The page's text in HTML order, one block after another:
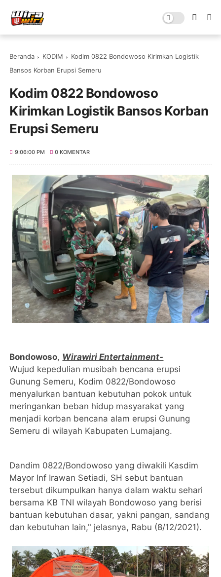
Beranda KODIM
Kodim 0822 Bondowoso Kirimkan Logistik
Bansos Korban Erupsi Semeru
Kodim 0822 Bondowoso
Kirimkan Logistik Bansos Korban
Erupsi Semeru
9:06:00 PM 0 KOMENTAR
Bondowoso, Wirawiri Entertainment-
Wujud kepedulian musibah bencana erupsi
Gunung Semeru, Kodim 0822/Bondowoso
menyalurkan bantuan kebutuhan pokok untuk
meringankan beban hidup masyarakat yang
menjadi korban bencana alam erupsi Gunung
Semeru di wilayah Kabupaten Lumajang.
Dandim 0822/Bondowoso yang diwakili Kasdim
Mayor Inf Irawan Setiadi, SH sebut bantuan
tersebut dikumpulkan hanya dalam waktu sehari
bersama KB TNI wilayah Bondowoso yang berisi
bantuan kebutuhan dasar, yakni pangan, sandang
dan kebutuhan lain," jelasnya, Rabu (8/12/2021).